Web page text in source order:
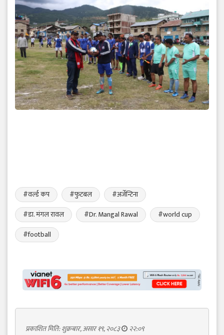
#वर्ल्ड कप #फुटबल
#अर्जेन्टिना
#डा. मंगल रावल
#Dr. Mangal Rawal
#world cup
#football
प्रकाशित मिति: शुक्रबार, असार १९, २०८३ २२:०९